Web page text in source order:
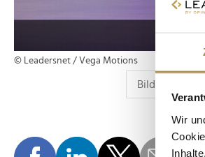
Wir
© Leadersnet / Vega Motions